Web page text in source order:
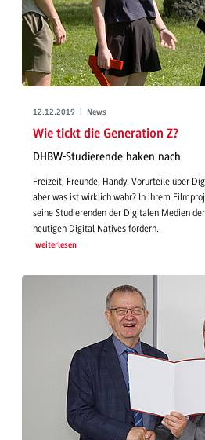
12.12.2019 | News
Wie tickt die Generation Z?
DHBW-Studierende haken nach
Freizeit, Freunde, Handy. Vorurteile über
aber was ist wirklich wahr? In ihrem
seine Studierenden der Digitalen Medien
heutigen Digital Natives fordern.
weiterlesen